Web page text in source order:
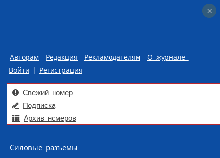
Авторам Редакция Рекламодателям
О журнале
Войти | Регистрация
Свежий номер
Подписка
Архив номеров
Skip to content
Силовые разъемы
×
×